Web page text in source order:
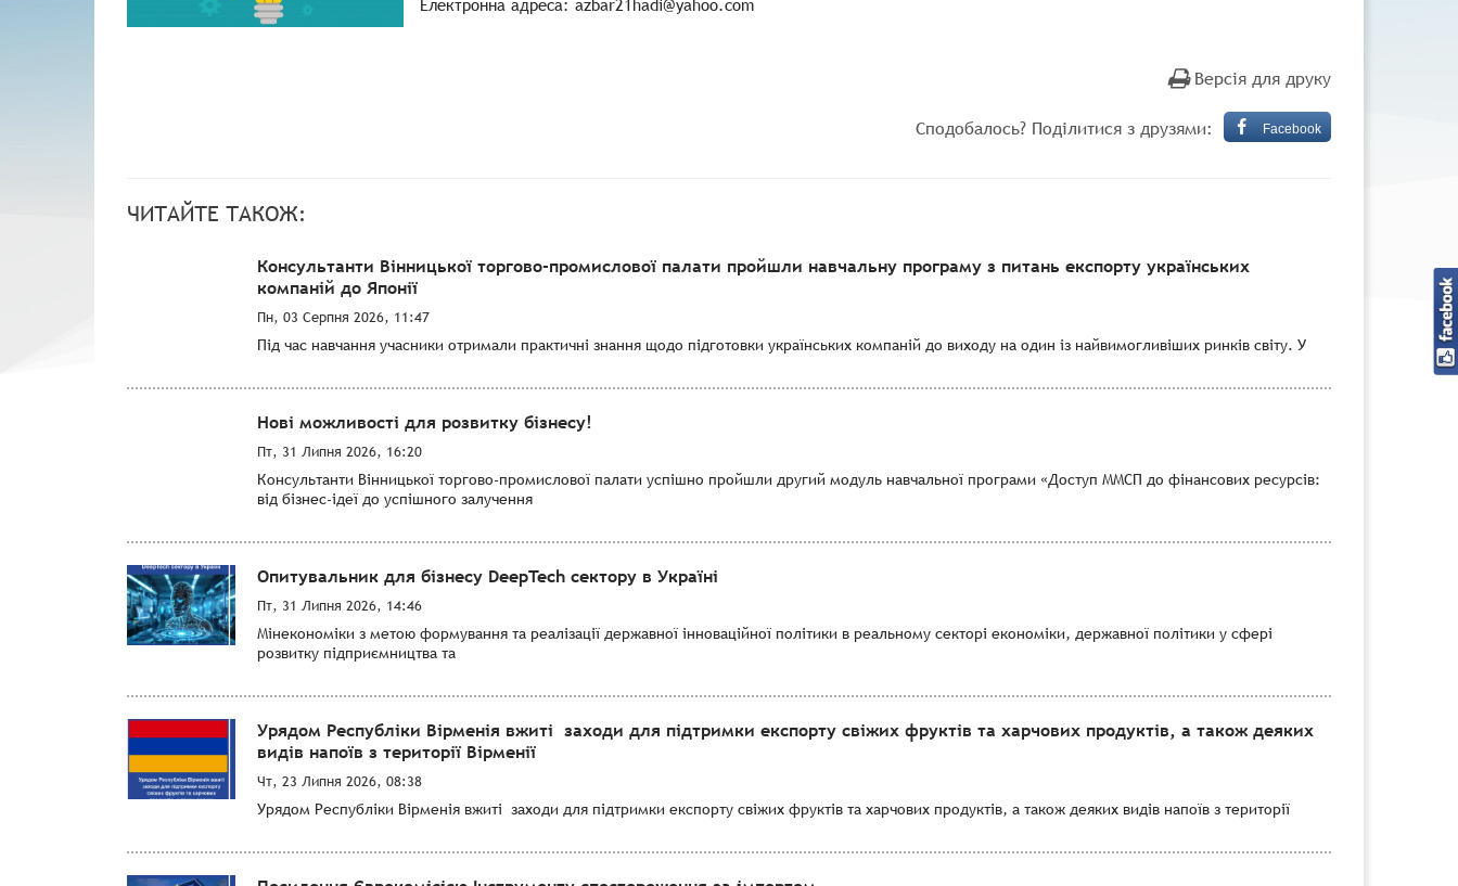
Електронна адреса: azbar21hadi@yahoo.com
Версія для друку
Сподобалось? Поділитися з друзями: Facebook
ЧИТАЙТЕ ТАКОЖ:
Консультанти Вінницької торгово-промислової палати пройшли навчальну програму з питань експорту українських
компаній до Японії
Пн, 03 Серпня 2026, 11:47
Під час навчання учасники отримали практичні знання щодо підготовки українських компаній до виходу на один із найвимогливіших ринків світу. У
Нові можливості для розвитку бізнесу!
Пт, 31 Липня 2026, 16:20
Консультанти Вінницької торгово-промислової палати успішно пройшли другий модуль навчальної програми «Доступ ММСП до фінансових ресурсів:
від бізнес-ідеї до успішного залучення
Опитувальник для бізнесу DeepTech сектору в Україні
Пт, 31 Липня 2026, 14:46
Мінекономіки з метою формування та реалізації державної інноваційної політики в реальному секторі економіки, державної політики у сфері
розвитку підприємництва та
Урядом Республіки Вірменія вжиті заходи для підтримки експорту свіжих фруктів та харчових продуктів, а також деяких
видів напоїв з території Вірменії
Чт, 23 Липня 2026, 08:38
Урядом Республіки Вірменія вжиті заходи для підтримки експорту свіжих фруктів та харчових продуктів, а також деяких видів напоїв з території